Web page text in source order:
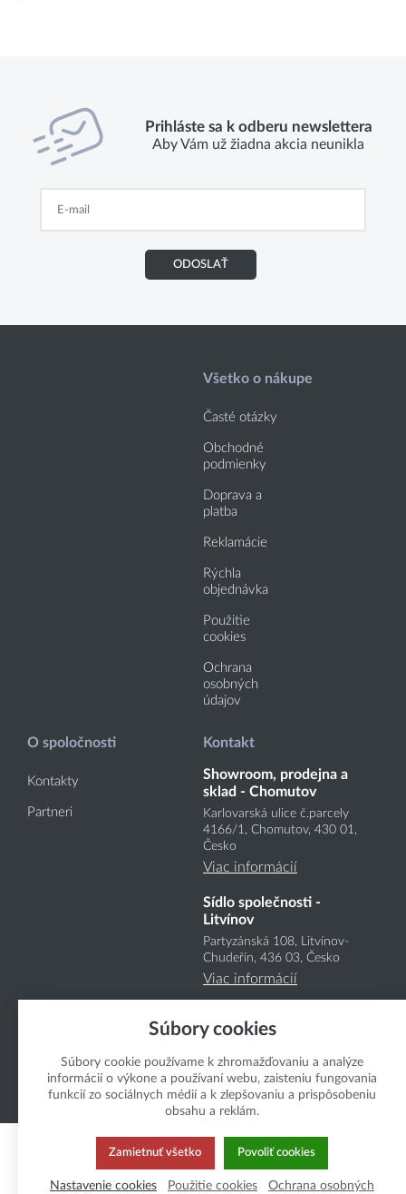
Prihláste sa k odberu newslettera
Aby Vám už žiadna akcia neunikla
ODOSLAŤ
Všetko o nákupe
Časté otázky
Obchodné
podmienky
Doprava a
platba
Reklamácie
Rýchla
objednávka
Použitie
cookies
Ochrana
osobných
údajov
O spoločnosti
Kontakty
Partneri
Kontakt
Showroom, prodejna a
sklad - Chomutov
Karlovarská ulice č.parcely
4166/1, Chomutov, 430 01,
Česko
Viac informácií
Sídlo společnosti -
Litvínov
Partyzánská 108, Litvínov-
Chudeřín, 436 03, Česko
Viac informácií
Copyright Boukal.SK 2026
Súbory cookies
Súbory cookie používame k zhromažďovaniu a analýze
informácií o výkone a používaní webu, zaisteniu fungovania
funkcií zo sociálnych médií a k zlepšovaniu a prispôsobeniu
obsahu a reklám.
Zamietnuť všetko Povoliť cookies
Nastavenie cookies Použitie cookies Ochrana osobných